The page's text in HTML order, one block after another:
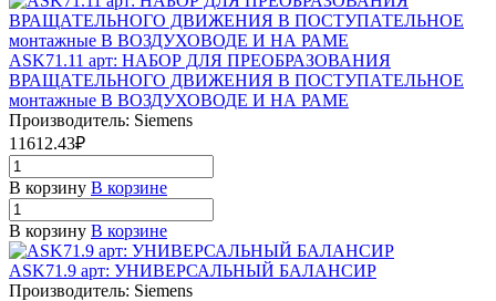
ASK71.11 арт: НАБОР ДЛЯ ПРЕОБРАЗОВАНИЯ
ВРАЩАТЕЛЬНОГО ДВИЖЕНИЯ В ПОСТУПАТЕЛЬНОЕ
монтажные В ВОЗДУХОВОДЕ И НА РАМЕ
Производитель: Siemens
11612.43₽
В корзину В корзине
В корзину В корзине
ASK71.9 арт: УНИВЕРСАЛЬНЫЙ БАЛАНСИР
Производитель: Siemens